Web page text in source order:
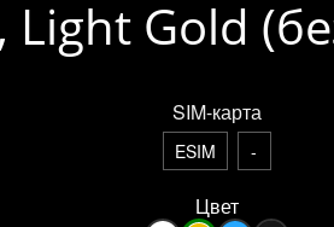
Gold
SIM-карта
ESIM -
Цвет